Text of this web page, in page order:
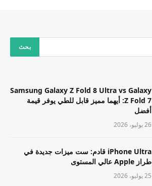
Samsung Galaxy Z Fold 8 Ultra vs Galaxy
Z Fold 7: أيهما مميز قابل للطي يوفر قيمة
أفضل
26 يوليو، 2026
iPhone Ultra قادم: ست ميزات جديدة في
طراز Apple عالي المستوى
25 يوليو، 2026